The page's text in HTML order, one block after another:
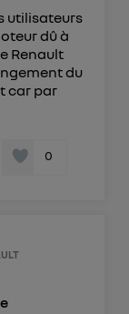
utilisateurs
dû à
Renault
du
car par
0